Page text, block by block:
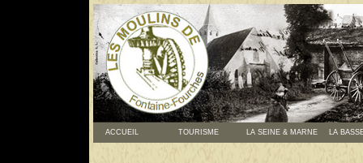
ACCUEIL TOURISME LA SEINE & MARNE LA